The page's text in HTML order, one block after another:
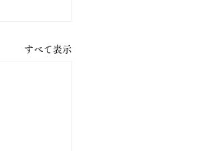
すべて表示